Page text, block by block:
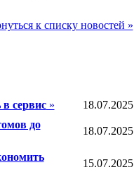
к списку новостей »
сервис»
18.07.2025
до
18.07.2025
15.07.2025